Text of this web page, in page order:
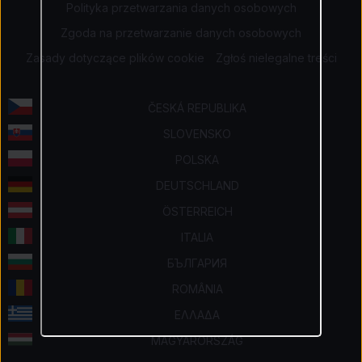
Polityka przetwarzania danych osobowych
Zgoda na przetwarzanie danych osobowych
Zasady dotyczące plików cookie
Zgłoś nielegalne treści
ČESKÁ REPUBLIKA
SLOVENSKO
POLSKA
DEUTSCHLAND
ÖSTERREICH
ITALIA
БЪЛГАРИЯ
ROMÂNIA
ΕΛΛΑΔΑ
MAGYARORSZÁG